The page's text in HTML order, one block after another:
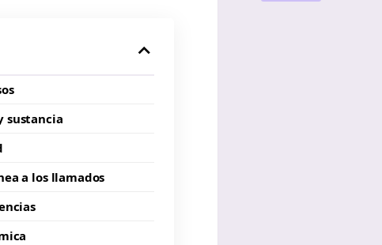
sustancia
a los llamados